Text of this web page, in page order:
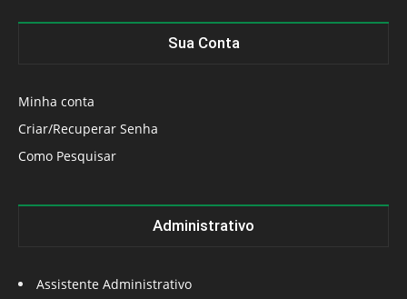
Sua Conta
Minha conta
Criar/Recuperar Senha
Como Pesquisar
Administrativo
Assistente Administrativo